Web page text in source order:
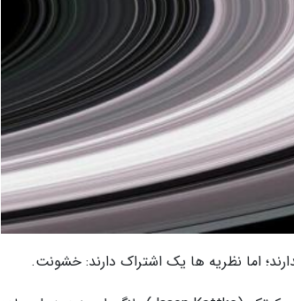
اما نظریه ها یک اشتراک دارند: خشونت.